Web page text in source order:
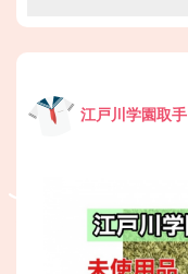
江戸川学園取手